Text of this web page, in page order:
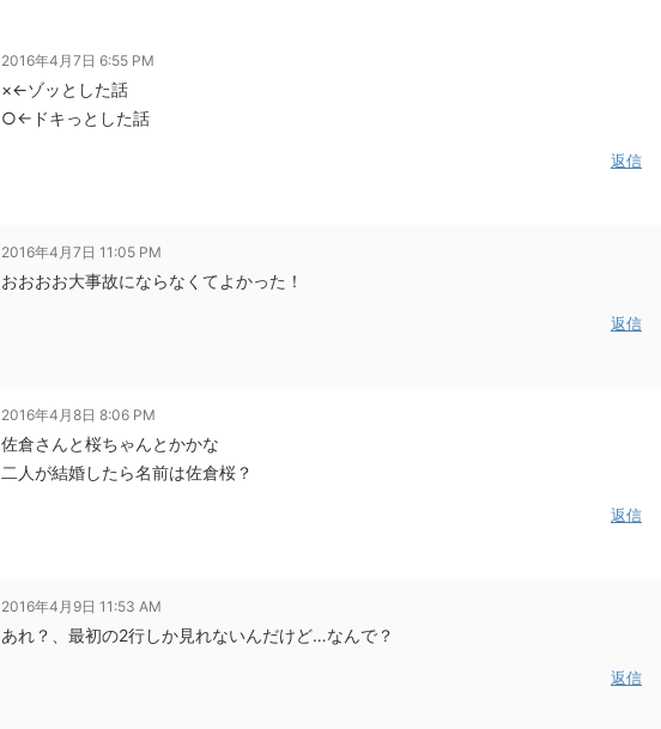
2016年4月7日 6:55 PM
×←ゾッとした話
○←ドキっとした話
返信
2016年4月7日 11:05 PM
おおおお大事故にならなくてよかった！
返信
2016年4月8日 8:06 PM
佐倉さんと桜ちゃんとかかな
二人が結婚したら名前は佐倉桜？
返信
2016年4月9日 11:53 AM
あれ？、最初の2行しか見れないんだけど…なんで？
返信